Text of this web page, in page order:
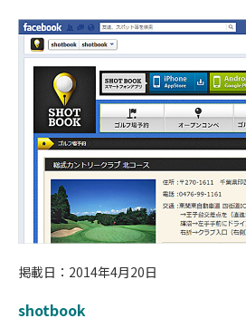
掲載日：2014年4月20日
shotbook